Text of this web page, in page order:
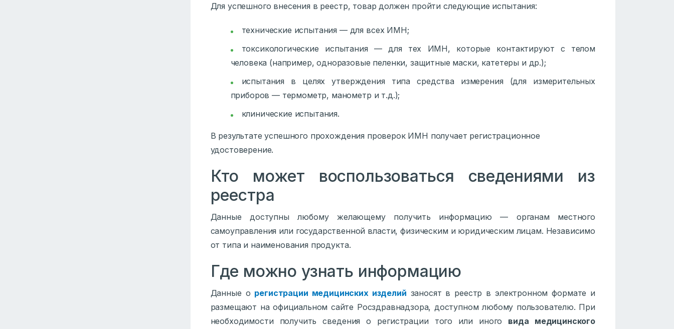
Для успешного внесения в реестр, товар должен пройти следующие испытания:
технические испытания — для всех ИМН;
токсикологические испытания — для тех ИМН, которые контактируют с телом
человека (например, одноразовые пеленки, защитные маски, катетеры и др.);
испытания в целях утверждения типа средства измерения (для измерительных
приборов — термометр, манометр и т.д.);
клинические испытания.
В результате успешного прохождения проверок ИМН получает регистрационное
удостоверение.
Кто может воспользоваться сведениями из
реестра
Данные доступны любому желающему получить информацию — органам местного
самоуправления или государственной власти, физическим и юридическим лицам. Независимо
от типа и наименования продукта.
Где можно узнать информацию
Данные о регистрации медицинских изделий заносят в реестр в электронном формате и
размещают на официальном сайте Росздравнадзора, доступном любому пользователю. При
необходимости получить сведения о регистрации того или иного вида медицинского